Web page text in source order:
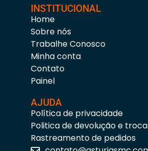
INSTITUCIONAL
Home
Sobre nós
Trabalhe Conosco
Minha conta
Contato
Painel
AJUDA
Política de privacidade
Politica de devolução e
Rastreamento de pedidos